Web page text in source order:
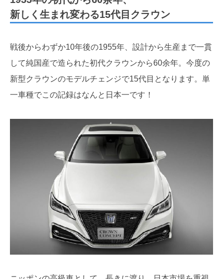
新しく生まれ変わる15代目クラウン
戦後からわずか10年後の1955年、設計から生産まで一貫
して純国産で造られた初代クラウンから60余年。今度の
新型クラウンのモデルチェンジで15代目となります。単
一車種でこの記録はなんと日本一です！